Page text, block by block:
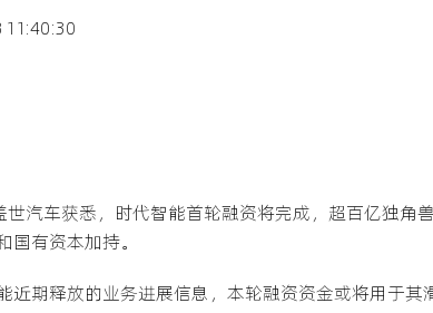
世汽车获悉，时代智能首轮融资将完成，超百亿独
国有资本加持。
近期释放的业务进展信息，本轮融资资金或将用于